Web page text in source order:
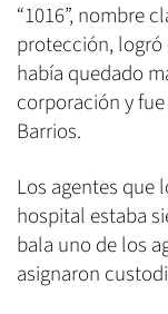
“1016”, nombre
protección,
había quedado
corporación y
Barrios.
Los agentes que
hospital estaba
bala uno de los
asignaron